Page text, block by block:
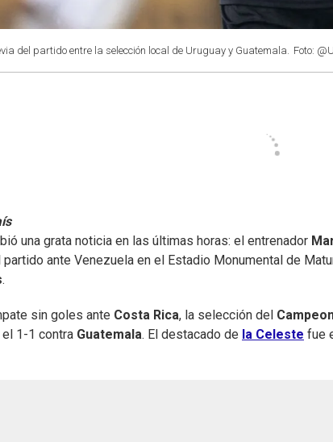
del partido entre la selección local de Uruguay y Guatemala. Foto:
una grata noticia en las últimas horas: el entrenador
partido ante Venezuela en el Estadio Monumental de
.
sin goles ante Costa Rica, la selección del
1-1 contra Guatemala. El destacado de la Celeste fue